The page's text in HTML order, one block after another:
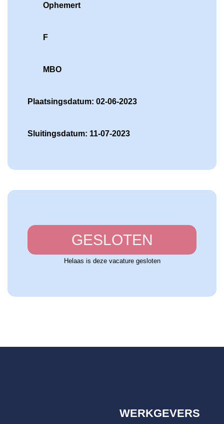
Ophemert
F
MBO
Plaatsingsdatum: 02-06-2023
Sluitingsdatum: 11-07-2023
GESLOTEN
Helaas is deze vacature gesloten
WERKGEVERS